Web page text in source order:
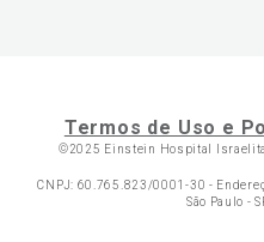
Termos de Uso e
©2025 Einstein Hospital
CNPJ: 60.765.823/0001-30 -
São Paulo -